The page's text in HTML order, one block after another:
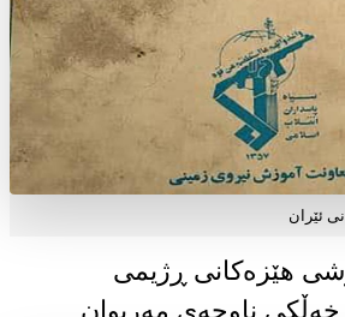
ئێران
هێزەکانی ڕژیمی
ناوچەی مەریوان